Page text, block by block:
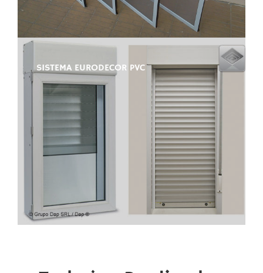
SISTEMA EURODECOR PVC